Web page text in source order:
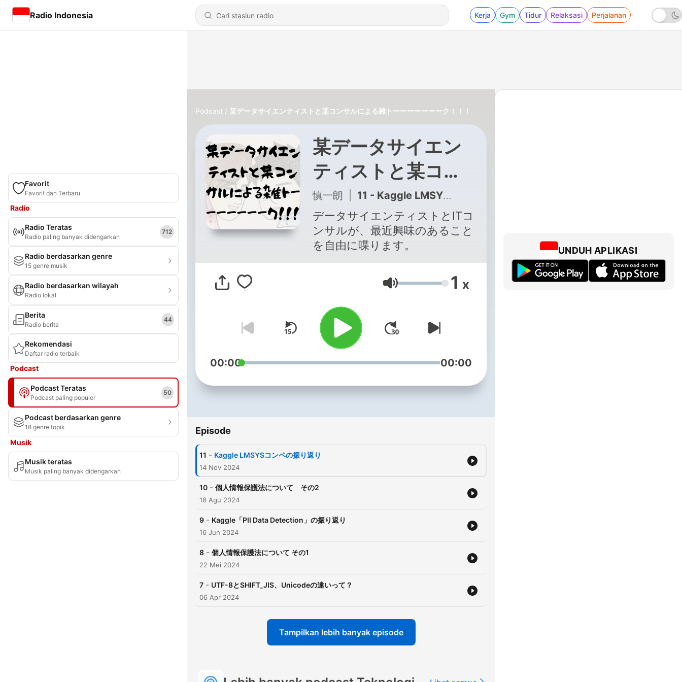
Radio Indonesia Kerja Gym Tidur Relaksasi Perjalanan
Favorit
Favorit dan Terbaru
Radio
Radio Teratas
Radio paling banyak didengarkan
712
Radio berdasarkan genre
15 genre musik
Radio berdasarkan wilayah
Radio lokal
Berita
Radio berita
44
Rekomendasi
Daftar radio terbaik
Podcast
Podcast Teratas
Podcast paling populer
50
Podcast berdasarkan genre
18 genre topik
Musik
Musik teratas
Musik paling banyak didengarkan
Podcast 某データサイエンティストと某コンサルによる雑トーーーーーーーク！！！
某データサイエン
ティストと某コン
サルによる雑トー
ーーーーーー
ク！！！
慎一朗 11 - Kaggle LMSYSコンペの振り返り
データサイエンティストとITコ
ンサルが、最近興味のあること
を自由に喋ります。
Volume 1 x
00:00 00:00
Episode
11 - Kaggle LMSYSコンペの振り返り
14 Nov 2024
10 - 個人情報保護法について その2
18 Agu 2024
9 - Kaggle「PII Data Detection」の振り返り
16 Jun 2024
8 - 個人情報保護法について その1
22 Mei 2024
7 - UTF-8とSHIFT_JIS、Unicodeの違いって？
06 Apr 2024
Tampilkan lebih banyak episode
UNDUH APLIKASI